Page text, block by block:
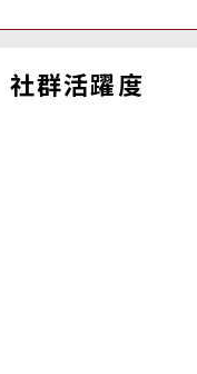
社群活躍度